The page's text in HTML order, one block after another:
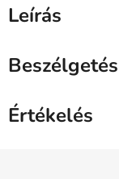
Leírás
Beszélgetés
Értékelés